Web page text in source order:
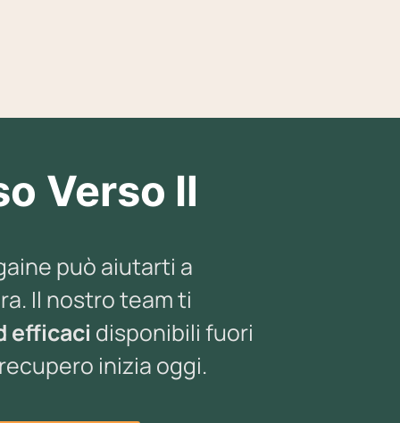
Verso Il
può aiutarti a
Il nostro team ti
efficaci disponibili fuori
inizia oggi.